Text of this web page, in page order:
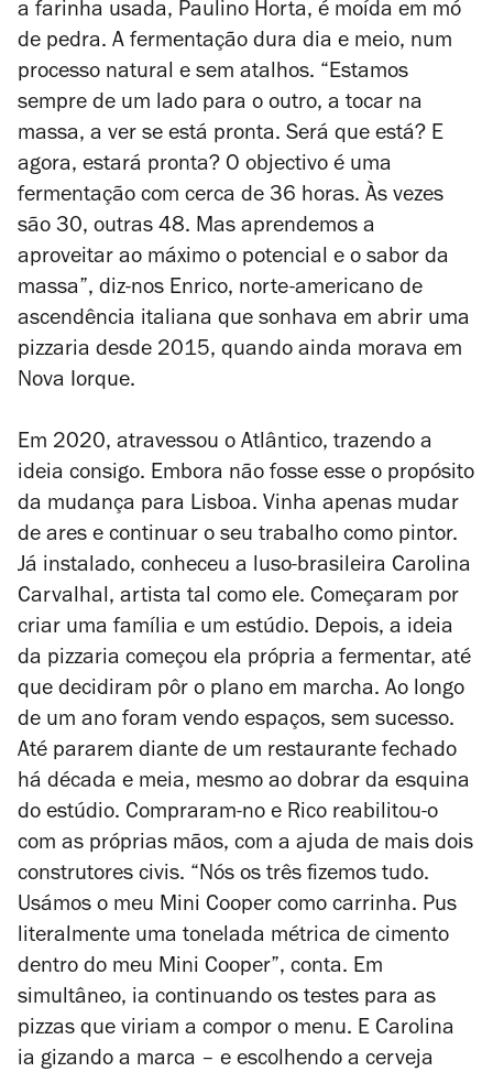
a farinha usada, Paulino Horta, é moída em mó
de pedra. A fermentação dura dia e meio, num
processo natural e sem atalhos. “Estamos
sempre de um lado para o outro, a tocar na
massa, a ver se está pronta. Será que está? E
agora, estará pronta? O objectivo é uma
fermentação com cerca de 36 horas. Às vezes
são 30, outras 48. Mas aprendemos a
aproveitar ao máximo o potencial e o sabor da
massa”, diz-nos Enrico, norte-americano de
ascendência italiana que sonhava em abrir uma
pizzaria desde 2015, quando ainda morava em
Nova Iorque.
Em 2020, atravessou o Atlântico, trazendo a
ideia consigo. Embora não fosse esse o propósito
da mudança para Lisboa. Vinha apenas mudar
de ares e continuar o seu trabalho como pintor.
Já instalado, conheceu a luso-brasileira Carolina
Carvalhal, artista tal como ele. Começaram por
criar uma família e um estúdio. Depois, a ideia
da pizzaria começou ela própria a fermentar, até
que decidiram pôr o plano em marcha. Ao longo
de um ano foram vendo espaços, sem sucesso.
Até pararem diante de um restaurante fechado
há década e meia, mesmo ao dobrar da esquina
do estúdio. Compraram-no e Rico reabilitou-o
com as próprias mãos, com a ajuda de mais dois
construtores civis. “Nós os três fizemos tudo.
Usámos o meu Mini Cooper como carrinha. Pus
literalmente uma tonelada métrica de cimento
dentro do meu Mini Cooper”, conta. Em
simultâneo, ia continuando os testes para as
pizzas que viriam a compor o menu. E Carolina
ia gizando a marca – e escolhendo a cerveja